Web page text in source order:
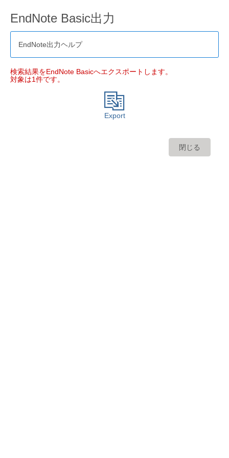
EndNote Basic出力
EndNote出力ヘルプ
検索結果をEndNote Basicへエクスポートします。
対象は1件です。
Export